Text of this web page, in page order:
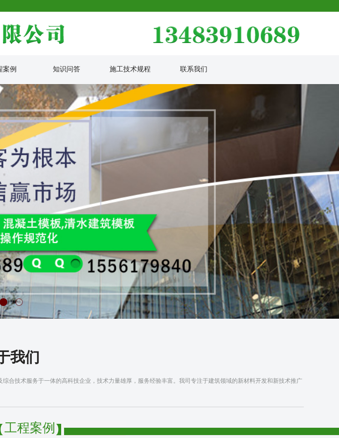
案例 知识问答 施工技术规程 联系我们
我们
技术服务于一体的高科技企业，技术力量雄厚，服务经验丰富。我司专注于建筑领域的新材料开发和新技术推广
工程案例